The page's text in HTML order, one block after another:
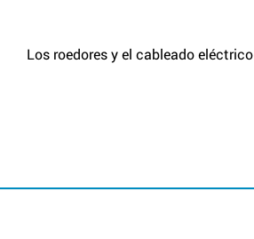
Los roedores y el cableado eléctrico